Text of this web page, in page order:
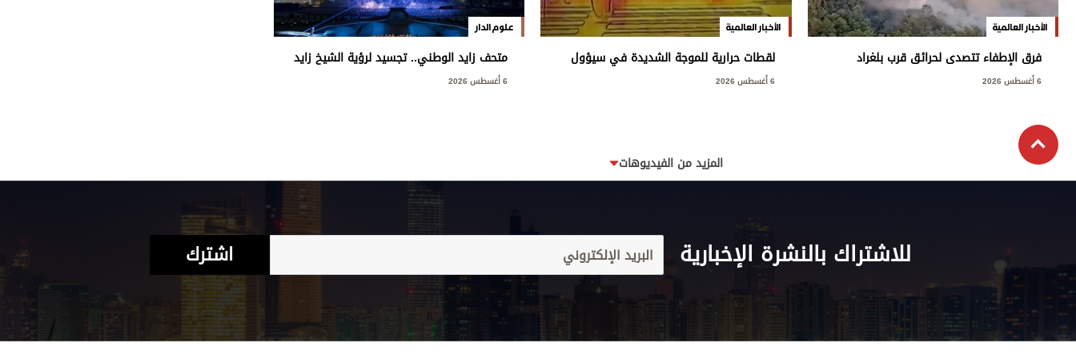
الأخبار العالمية
فرق الإطفاء تتصدى لحرائق قرب بلغراد
6 أغسطس 2026
الأخبار العالمية
لقطات حرارية للموجة الشديدة في سيؤول
6 أغسطس 2026
علوم الدار
متحف زايد الوطني.. تجسيد لرؤية الشيخ زايد
وإرثه الوطني
6 أغسطس 2026
المزيد من الفيديوهات
للاشتراك بالنشرة الإخبارية اشترك